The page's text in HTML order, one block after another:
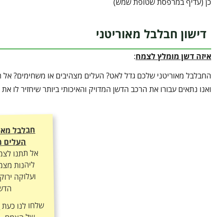
דישון חבלבל מאוריטני
איזה דשן מומלץ לצמח:
החבלבל מאוריטני שלכם גדל לאט? העלים מצהיבים או משחימים?
ואנו נתאים עבורו את הרכב הדשן המדויק והאיכותי ביותר שיחזיר לו
חבלבל
העלים
אל תתנו
ליהנות
ועלוקה
שלחו לנו כעת